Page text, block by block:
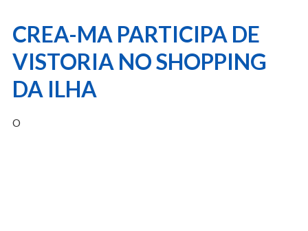
CREA-MA PARTICIPA DE
VISTORIA NO SHOPPING
DA ILHA
O